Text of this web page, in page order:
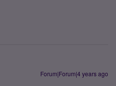
Forum|Forum|4 years ago